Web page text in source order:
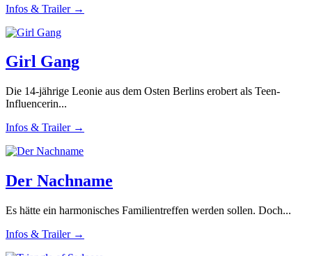
Infos & Trailer →
Girl Gang
Die 14-jährige Leonie aus dem Osten Berlins erobert als Teen-
Influencerin...
Infos & Trailer →
Der Nachname
Es hätte ein harmonisches Familientreffen werden sollen. Doch...
Infos & Trailer →